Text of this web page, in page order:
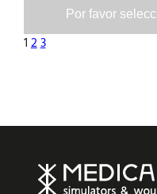
Por favor
123